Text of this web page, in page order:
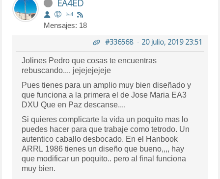
EA4ED
Mensajes: 18
#336568- 20 julio, 2019 23:51
Jolines Pedro que cosas te encuentras
rebuscando.... jejejejejeje
Pues tienes para un amplio muy bien diseñado y
que funciona a la primera el de Jose Maria EA3
DXU Que en Paz descanse....
Si quieres complicarte la vida un poquito mas lo
puedes hacer para que trabaje como tetrodo. Un
autentico caballo desbocado. En el Hanbook
ARRL 1986 tienes un diseño que bueno,,,, hay
que modificar un poquito.. pero al final funciona
muy bien.